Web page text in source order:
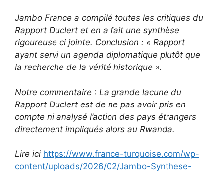
Jambo France a compilé toutes les critiques du
Rapport Duclert et en a fait une synthèse
rigoureuse ci jointe. Conclusion : « Rapport
ayant servi un agenda diplomatique plutôt que
la recherche de la vérité historique ».
Notre commentaire : La grande lacune du
Rapport Duclert est de ne pas avoir pris en
compte ni analysé l’action des pays étrangers
directement impliqués alors au Rwanda.
Lire ici https://www.france-turquoise.com/wp-
content/uploads/2026/02/Jambo-Synthese-